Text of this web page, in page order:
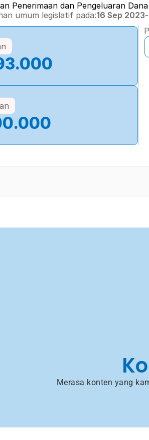
Penerimaan dan Pengeluaran
umum legislatif pada:16 Sep 2023-
Merasa konten yang